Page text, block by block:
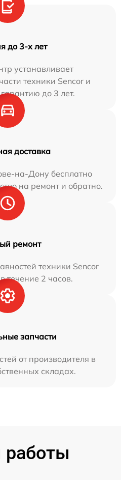
до 3-х лет
устанавливает
техники Sencor и
до 3 лет.
доставка
на-Дону бесплатно
на ремонт и обратно.
ремонт
техники Sencor
течение 2 часов.
запчасти
от производителя в
складах.